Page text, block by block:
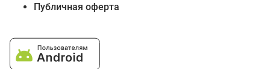
Публичная оферта